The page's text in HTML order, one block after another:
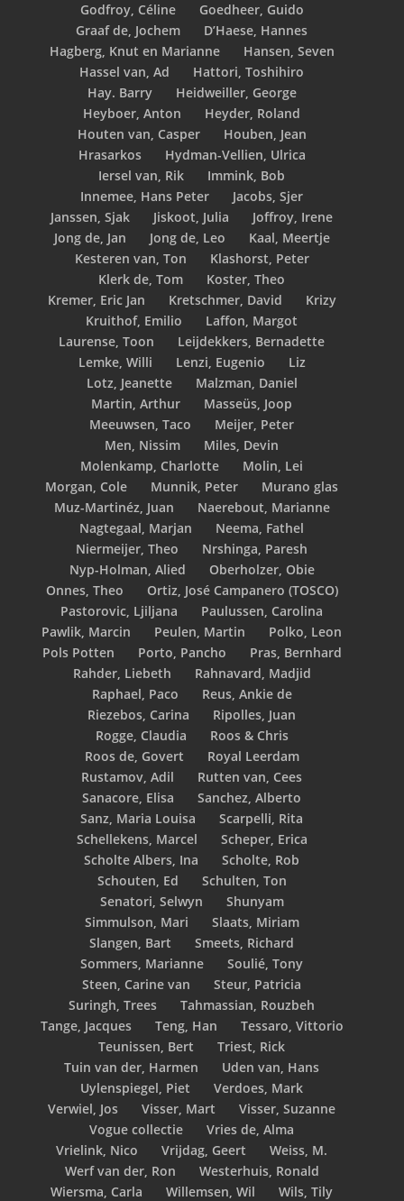
Godfroy, Céline
Goedheer, Guido
Graaf de, Jochem
D’Haese, Hannes
Hagberg, Knut en Marianne
Hansen, Seven
Hassel van, Ad
Hattori, Toshihiro
Hay. Barry
Heidweiller, George
Heyboer, Anton
Heyder, Roland
Houten van, Casper
Houben, Jean
Hrasarkos
Hydman-Vellien, Ulrica
Iersel van, Rik
Immink, Bob
Innemee, Hans Peter
Jacobs, Sjer
Janssen, Sjak
Jiskoot, Julia
Joffroy, Irene
Jong de, Jan
Jong de, Leo
Kaal, Meertje
Kesteren van, Ton
Klashorst, Peter
Klerk de, Tom
Koster, Theo
Kremer, Eric Jan
Kretschmer, David
Krizy
Kruithof, Emilio
Laffon, Margot
Laurense, Toon
Leijdekkers, Bernadette
Lemke, Willi
Lenzi, Eugenio
Liz
Lotz, Jeanette
Malzman, Daniel
Martin, Arthur
Masseüs, Joop
Meeuwsen, Taco
Meijer, Peter
Men, Nissim
Miles, Devin
Molenkamp, Charlotte
Molin, Lei
Morgan, Cole
Munnik, Peter
Murano glas
Muz-Martinéz, Juan
Naerebout, Marianne
Nagtegaal, Marjan
Neema, Fathel
Niermeijer, Theo
Nrshinga, Paresh
Nyp-Holman, Alied
Oberholzer, Obie
Onnes, Theo
Ortiz, José Campanero (TOSCO)
Pastorovic, Ljiljana
Paulussen, Carolina
Pawlik, Marcin
Peulen, Martin
Polko, Leon
Pols Potten
Porto, Pancho
Pras, Bernhard
Rahder, Liebeth
Rahnavard, Madjid
Raphael, Paco
Reus, Ankie de
Riezebos, Carina
Ripolles, Juan
Rogge, Claudia
Roos & Chris
Roos de, Govert
Royal Leerdam
Rustamov, Adil
Rutten van, Cees
Sanacore, Elisa
Sanchez, Alberto
Sanz, Maria Louisa
Scarpelli, Rita
Schellekens, Marcel
Scheper, Erica
Scholte Albers, Ina
Scholte, Rob
Schouten, Ed
Schulten, Ton
Senatori, Selwyn
Shunyam
Simmulson, Mari
Slaats, Miriam
Slangen, Bart
Smeets, Richard
Sommers, Marianne
Soulié, Tony
Steen, Carine van
Steur, Patricia
Suringh, Trees
Tahmassian, Rouzbeh
Tange, Jacques
Teng, Han
Tessaro, Vittorio
Teunissen, Bert
Triest, Rick
Tuin van der, Harmen
Uden van, Hans
Uylenspiegel, Piet
Verdoes, Mark
Verwiel, Jos
Visser, Mart
Visser, Suzanne
Vogue collectie
Vries de, Alma
Vrielink, Nico
Vrijdag, Geert
Weiss, M.
Werf van der, Ron
Westerhuis, Ronald
Wiersma, Carla
Willemsen, Wil Wils, Tily